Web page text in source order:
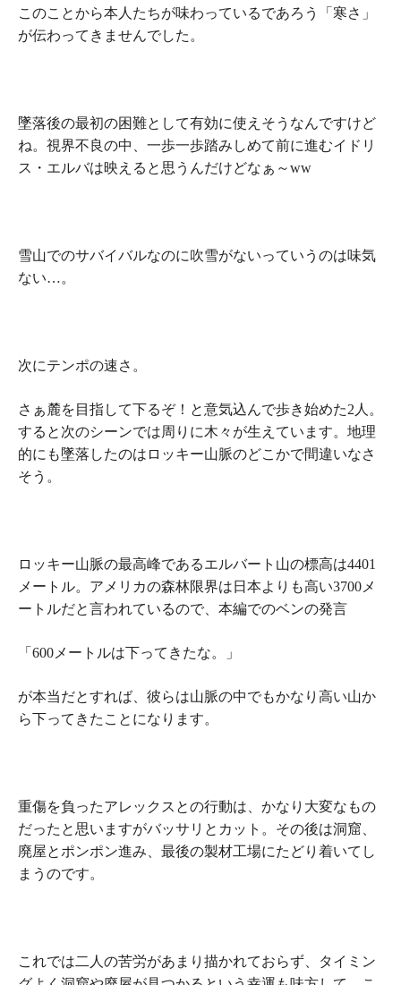
このことから本人たちが味わっているであろう「寒さ」
が伝わってきませんでした。
墜落後の最初の困難として有効に使えそうなんですけど
ね。視界不良の中、一歩一歩踏みしめて前に進むイドリ
ス・エルバは映えると思うんだけどなぁ～ww
雪山でのサバイバルなのに吹雪がないっていうのは味気
ない…。
次にテンポの速さ。
さぁ麓を目指して下るぞ！と意気込んで歩き始めた2人。
すると次のシーンでは周りに木々が生えています。地理
的にも墜落したのはロッキー山脈のどこかで間違いなさ
そう。
ロッキー山脈の最高峰であるエルバート山の標高は4401
メートル。アメリカの森林限界は日本よりも高い3700メ
ートルだと言われているので、本編でのベンの発言
「600メートルは下ってきたな。」
が本当だとすれば、彼らは山脈の中でもかなり高い山か
ら下ってきたことになります。
重傷を負ったアレックスとの行動は、かなり大変なもの
だったと思いますがバッサリとカット。その後は洞窟、
廃屋とポンポン進み、最後の製材工場にたどり着いてし
まうのです。
これでは二人の苦労があまり描かれておらず、タイミン